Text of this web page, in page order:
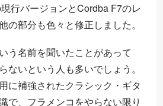
行バージョンとCordba F7のレ
の部分も色々と修正しました。
う名前を聞いたことがあって
ないという人も多いでしょう。
に補強されたクラシック・ギタ
で、フラメンコをやらない限り